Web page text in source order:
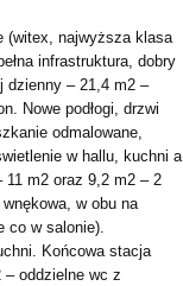
(witex, najwyższa klasa
infrastruktura, dobry
dzienny – 21,4 m2 –
Nowe podłogi, drzwi
odmalowane,
w hallu, kuchni a
11 m2 oraz 9,2 m2 – 2
w obu na
co w salonie).
Końcowa stacja
– oddzielne wc z